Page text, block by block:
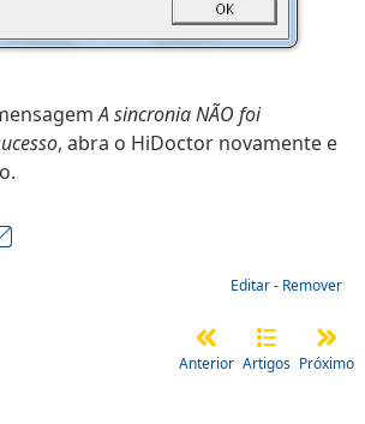
A sincronia NÃO foi
, abra o HiDoctor novamente e
Editar- Remover
Anterior Artigos Próximo